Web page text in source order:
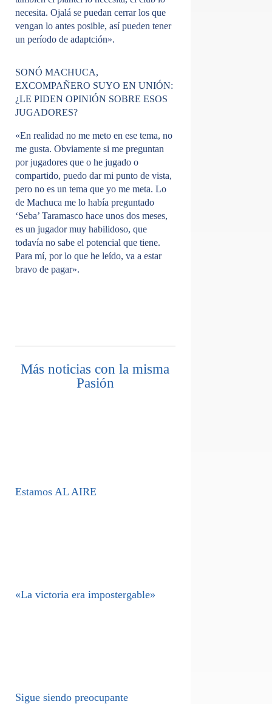
necesita. Ojalá se puedan cerrar los que
vengan lo antes posible, así pueden tener
un período de adaptción».
SONÓ MACHUCA,
EXCOMPAÑERO SUYO EN UNIÓN:
¿LE PIDEN OPINIÓN SOBRE ESOS
JUGADORES?
«En realidad no me meto en ese tema, no
me gusta. Obviamente si me preguntan
por jugadores que o he jugado o
compartido, puedo dar mi punto de vista,
pero no es un tema que yo me meta. Lo
de Machuca me lo había preguntado
‘Seba’ Taramasco hace unos dos meses,
es un jugador muy habilidoso, que
todavía no sabe el potencial que tiene.
Para mí, por lo que he leído, va a estar
bravo de pagar».
Más noticias con la misma
Pasión
Estamos AL AIRE
«La victoria era impostergable»
Sigue siendo preocupante